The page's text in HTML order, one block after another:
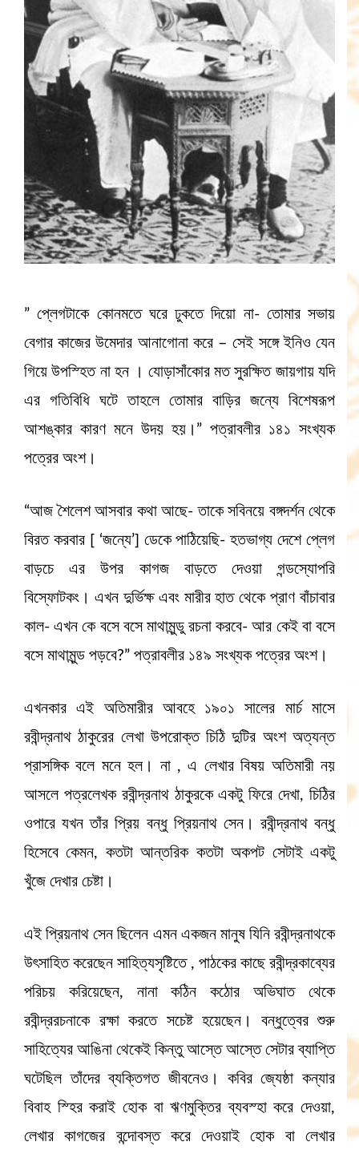
” প্লেগটাকে কোনমতে ঘরে ঢুকতে দিয়ো না- তোমার সভায়
বেগার কাজের উমেদার আনাগোনা করে – সেই সঙ্গে ইনিও যেন
গিয়ে উপস্হিত না হন । যোড়াসাঁকোর মত সুরক্ষিত জায়গায় যদি
এর গতিবিধি ঘটে তাহলে তোমার বাড়ির জন্যে বিশেষরূপ
আশঙ্কার কারণ মনে উদয় হয়।” পত্রাবলীর ১৪১ সংখ্যক
পত্রের অংশ।
“আজ শৈলেশ আসবার কথা আছে- তাকে সবিনয়ে বঙ্গদর্শন থেকে
বিরত করবার [ ‘জন্যে’] ডেকে পাঠিয়েছি- হতভাগ্য দেশে প্লেগ
বাড়চে এর উপর কাগজ বাড়তে দেওয়া গন্ডস্যোপরি
বিস্ফোটকং। এখন দুর্ভিক্ষ এবং মারীর হাত থেকে প্রাণ বাঁচাবার
কাল- এখন কে বসে বসে মাথামুন্ডু রচনা করবে- আর কেই বা বসে
বসে মাথামুন্ড পড়বে?” পত্রাবলীর ১৪৯ সংখ্যক পত্রের অংশ।
এখনকার এই অতিমারীর আবহে ১৯০১ সালের মার্চ মাসে
রবীন্দ্রনাথ ঠাকুরের লেখা উপরোক্ত চিঠি দুটির অংশ অত্যন্ত
প্রাসঙ্গিক বলে মনে হল। না , এ লেখার বিষয় অতিমারী নয়
আসলে পত্রলেখক রবীন্দ্রনাথ ঠাকুরকে একটু ফিরে দেখা, চিঠির
ওপারে যখন তাঁর প্রিয় বন্ধু প্রিয়নাথ সেন। রবীন্দ্রনাথ বন্ধু
হিসেবে কেমন, কতটা আন্তরিক কতটা অকপট সেটাই একটু
খুঁজে দেখার চেষ্টা।
এই প্রিয়নাথ সেন ছিলেন এমন একজন মানুষ যিনি রবীন্দ্রনাথকে
উৎসাহিত করেছেন সাহিত্যসৃষ্টিতে , পাঠকের কাছে রবীন্দ্রকাব্যের
পরিচয় করিয়েছেন, নানা কঠিন কঠোর অভিঘাত থেকে
রবীন্দ্ররচনাকে রক্ষা করতে সচেষ্ট হয়েছেন। বন্ধুত্বের শুরু
সাহিত্যের আঙিনা থেকেই কিন্তু আস্তে আস্তে সেটার ব্যাপ্তি
ঘটেছিল তাঁদের ব্যক্তিগত জীবনেও। কবির জ্যেষ্ঠা কন্যার
বিবাহ স্হির করাই হোক বা ঋণমুক্তির ব্যবস্হা করে দেওয়া,
লেখার কাগজের বন্দোবস্ত করে দেওয়াই হোক বা লেখার